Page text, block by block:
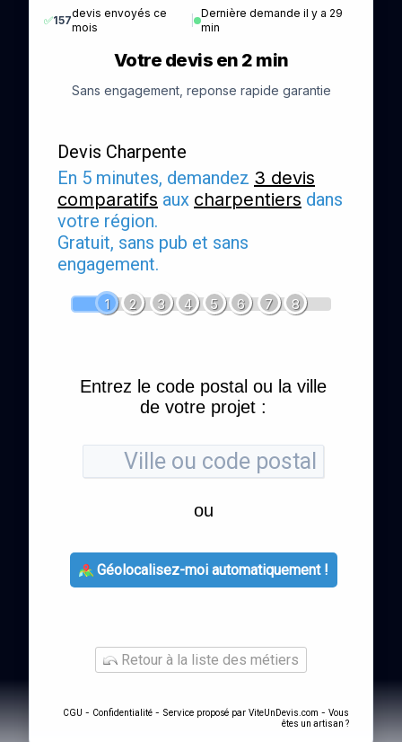
✅157
devis envoyés ce
mois
Dernière demande il y a 29
min
Votre devis en 2 min
Sans engagement, reponse rapide garantie
Devis Charpente
En 5 minutes, demandez 3 devis
comparatifs aux charpentiers dans
votre région.
Gratuit, sans pub et sans
engagement.
1 2 3 4 5 6 7 8
Entrez le code postal ou la ville
de votre projet :
ou
Géolocalisez-moi automatiquement !
Retour à la liste des métiers
CGU - Confidentialité - Service proposé par ViteUnDevis.com - Vous
êtes un artisan ?